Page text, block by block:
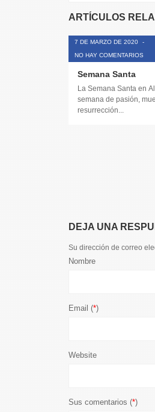
ARTÍCULOS
7 DE MARZO DE 2020
-
NO HAY COMENTARIOS
Semana Santa
La Semana Santa en
semana de pasión,
resurrección...
DEJA UNA
Su dirección de correo
Nombre
Email (*)
Website
Sus comentarios (*)